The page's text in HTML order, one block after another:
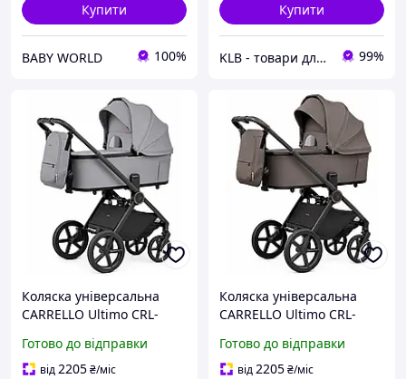
Купити
BABY WORLD 100%
Купити
KLB - товари для дому, дітей та тварин 99%
Коляска універсальна
CARRELLO Ultimo CRL-
Готово до відправки
від2205₴/міс
Коляска універсальна
CARRELLO Ultimo CRL-
амортизацією та
реверсивним блоком
Готово до відправки
від2205₴/міс